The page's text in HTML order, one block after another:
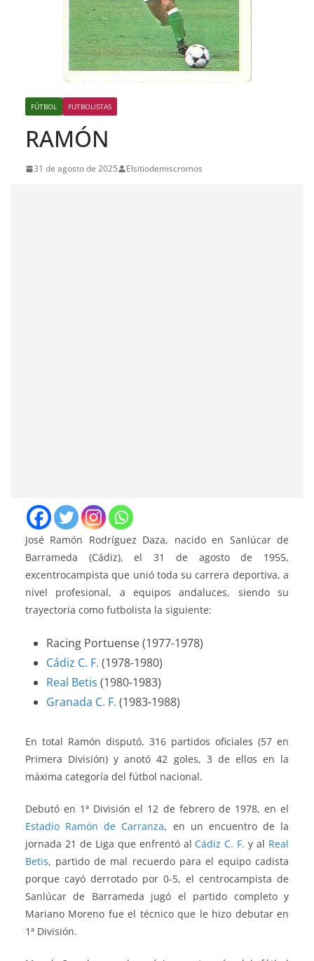
FÚTBOL FUTBOLISTAS
RAMÓN
31 de agosto de 2025 Elsitiodemiscromos
José Ramón Rodríguez Daza, nacido en Sanlúcar de
Barrameda (Cádiz), el 31 de agosto de 1955,
excentrocampista que unió toda su carrera deportiva, a
nivel profesional, a equipos andaluces, siendo su
trayectoria como futbolista la siguiente:
Racing Portuense (1977-1978)
Cádiz C. F. (1978-1980)
Real Betis (1980-1983)
Granada C. F. (1983-1988)
En total Ramón disputó, 316 partidos oficiales (57 en
Primera División) y anotó 42 goles, 3 de ellos en la
máxima categoría del fútbol nacional.
Debutó en 1ª División el 12 de febrero de 1978, en el
Estadio Ramón de Carranza, en un encuentro de la
jornada 21 de Liga que enfrentó al Cádiz C. F. y al Real
Betis, partido de mal recuerdo para el equipo cadista
porque cayó derrotado por 0-5, el centrocampista de
Sanlúcar de Barrameda jugó el partido completo y
Mariano Moreno fue el técnico que le hizo debutar en
1ª División.